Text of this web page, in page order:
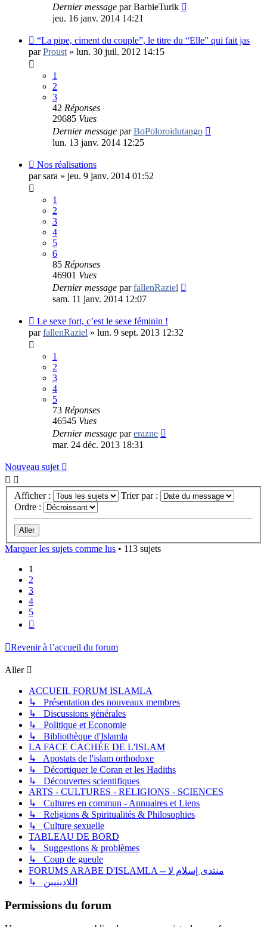
Dernier message parBarbieTurik
jeu. 16 janv. 2014 14:21
“La pipe, ciment du couple”, le titre du “Elle” qui fait jas
parProust » lun. 30 juil. 2012 14:15
1
2
3
42 Réponses
29685 Vues
Dernier message parBoPoloroidutango
lun. 13 janv. 2014 12:25
Nos réalisations
parsara » jeu. 9 janv. 2014 01:52
1
2
3
4
5
6
85 Réponses
46901 Vues
Dernier message parfallenRaziel
sam. 11 janv. 2014 12:07
Le sexe fort, c’est le sexe féminin !
parfallenRaziel » lun. 9 sept. 2013 12:32
1
2
3
4
5
73 Réponses
46545 Vues
Dernier message parerazne
mar. 24 déc. 2013 18:31
Nouveau sujet
Afficher :
Trier par :
Ordre :
Marquer les sujets comme lus • 113 sujets
1
2
3
4
5
Revenir à l’accueil du forum
Aller
ACCUEIL FORUM ISLAMLA
↳ Présentation des nouveaux membres
↳ Discussions générales
↳ Politique et Economie
↳ Bibliothèque d'Islamla
LA FACE CACHÉE DE L'ISLAM
↳ Apostats de l'islam orthodoxe
↳ Décortiquer le Coran et les Hadiths
↳ Découvertes scientifiques
ARTS - CULTURES - RELIGIONS - SCIENCES
↳ Cultures en commun - Annuaires et Liens
↳ Religions & Spiritualités & Philosophies
↳ Culture sexuelle
TABLEAU DE BORD
↳ Suggestions & problèmes
↳ Coup de gueule
FORUMS ARABE D'ISLAMLA -- منتدى إسلام لا
↳ اللادينيين
Permissions du forum